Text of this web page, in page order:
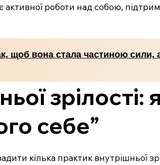
роботи над собою,
щоб вона стала частиною сили,
зрілості:
себе”
кілька практик внутрішньої